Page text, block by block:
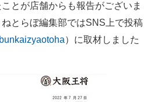
べる
とが店舗からも報告がございま
ねとらぼ編集部ではSNS上で投稿
）に取材しました